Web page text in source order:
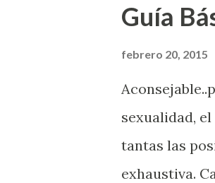
Guía
febrero 20, 2015
sexualidad,
tantas las
exhaustiva.